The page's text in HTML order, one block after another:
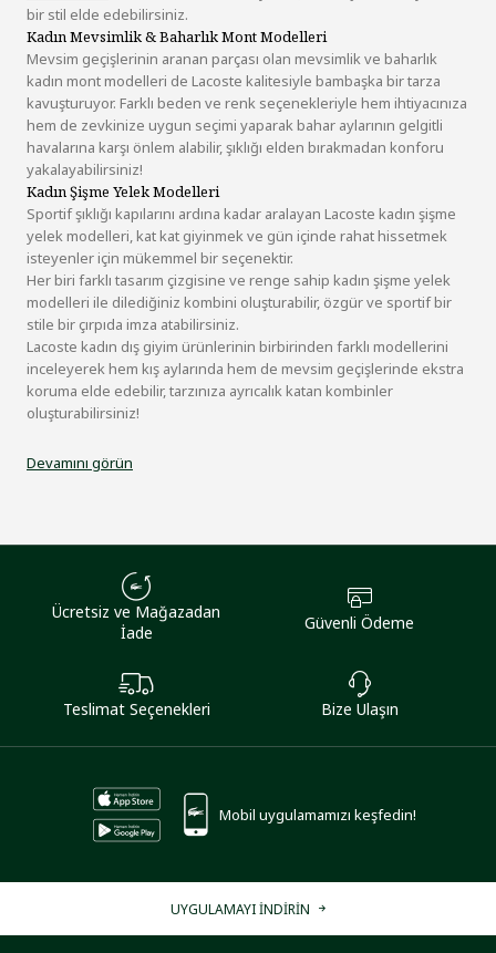
bir stil elde edebilirsiniz.
Kadın Mevsimlik & Baharlık Mont Modelleri
Mevsim geçişlerinin aranan parçası olan mevsimlik ve baharlık
kadın mont modelleri de Lacoste kalitesiyle bambaşka bir tarza
kavuşturuyor. Farklı beden ve renk seçenekleriyle hem ihtiyacınıza
hem de zevkinize uygun seçimi yaparak bahar aylarının gelgitli
havalarına karşı önlem alabilir, şıklığı elden bırakmadan konforu
yakalayabilirsiniz!
Kadın Şişme Yelek Modelleri
Sportif şıklığı kapılarını ardına kadar aralayan Lacoste kadın şişme
yelek modelleri, kat kat giyinmek ve gün içinde rahat hissetmek
isteyenler için mükemmel bir seçenektir.
Her biri farklı tasarım çizgisine ve renge sahip kadın şişme yelek
modelleri ile dilediğiniz kombini oluşturabilir, özgür ve sportif bir
stile bir çırpıda imza atabilirsiniz.
Lacoste kadın dış giyim ürünlerinin birbirinden farklı modellerini
inceleyerek hem kış aylarında hem de mevsim geçişlerinde ekstra
koruma elde edebilir, tarzınıza ayrıcalık katan kombinler
oluşturabilirsiniz!
Devamını görün
Ücretsiz ve Mağazadan
İade
Güvenli Ödeme
Teslimat Seçenekleri Bize Ulaşın
Mobil uygulamamızı keşfedin!
UYGULAMAYI İNDİRİN